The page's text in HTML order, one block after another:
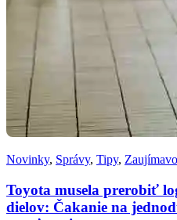
Novinky, Správy, Tipy,
Toyota musela prerobiť
dielov: Čakanie na